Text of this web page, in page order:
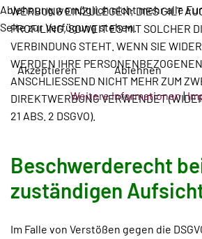
WERBUNG EINZULEGEN; DIES GILT
PROFILING, SOWEIT ES MIT SOLCHER
VERBINDUNG STEHT. WENN SIE
WERDEN IHRE
ANSCHLIESSEND NICHT MEHR ZUM
DIREKTWERBUNG VERWENDET
21 ABS. 2 DSGVO).
Beschwerde­recht
zuständigen
Im Falle von Verstößen gegen die
Ablehnung womöglich nicht mehr alle
Seite zur Verfügung stehen.
Akzeptieren
Ablehnen
Weitere Informationen|